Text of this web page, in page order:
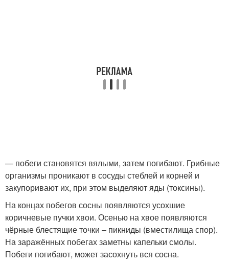
— побеги становятся вялыми, затем погибают. Грибные
организмы проникают в сосуды стеблей и корней и
закупоривают их, при этом выделяют яды (токсины).
На концах побегов сосны появляются усохшие
коричневые пучки хвои. Осенью на хвое появляются
чёрные блестящие точки – пикниды (вместилища спор).
На заражённых побегах заметны капельки смолы.
Побеги погибают, может засохнуть вся сосна.